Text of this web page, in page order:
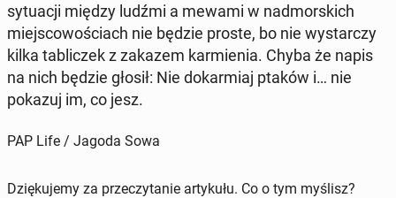
sy­tu­acji między ludźmi a mewami w nad­mor­skich
miej­sco­wo­ściach nie będzie proste, bo nie wy­star­czy
kilka ta­bli­czek z zakazem kar­mie­nia. Chyba że napis
na nich będzie głosił: Nie do­kar­miaj ptaków i… nie
pokazuj im, co jesz.
PAP Life / Jagoda Sowa
Dziękujemy za przeczytanie artykułu. Co o tym myślisz?